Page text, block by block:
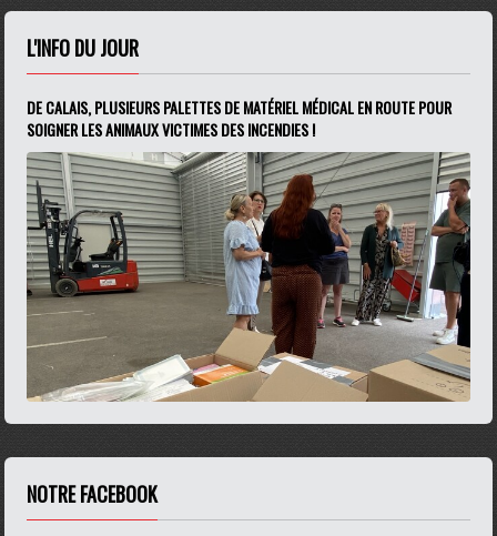
L'INFO DU JOUR
DE CALAIS, PLUSIEURS PALETTES DE MATÉRIEL MÉDICAL EN ROUTE POUR
SOIGNER LES ANIMAUX VICTIMES DES INCENDIES !
NOTRE FACEBOOK